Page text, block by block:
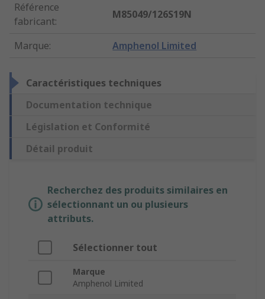
Référence
fabricant:
M85049/126S19N
Marque: Amphenol Limited
Caractéristiques techniques
Documentation technique
Législation et Conformité
Détail produit
Recherchez des produits similaires en
sélectionnant un ou plusieurs
attributs.
Sélectionner tout
Marque
Amphenol Limited